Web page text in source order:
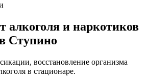
алкоголя и наркотиков
Ступино
восстановление организма
в стационаре.